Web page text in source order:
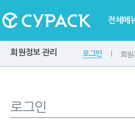
전체메
회원정보 관리 로그인 회원
로그인